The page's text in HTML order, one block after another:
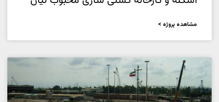
مشاهده پروژه >